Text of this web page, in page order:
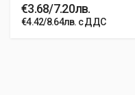
€3.68/7.20лв.
€4.42/8.64лв. с ДДС